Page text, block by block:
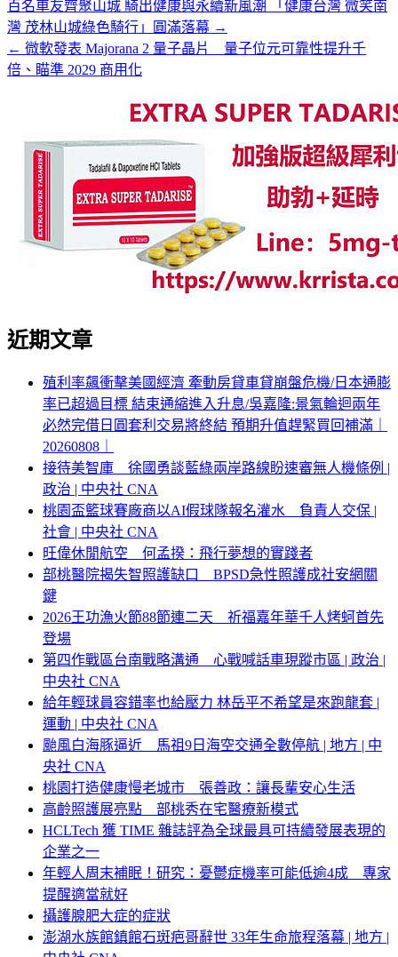
百名車友齊聚山城 騎出健康與永續新風潮 「健康台灣 微笑南
灣 茂林山城綠色騎行」圓滿落幕 →
← 微軟發表 Majorana 2 量子晶片 量子位元可靠性提升千
倍、瞄準 2029 商用化
近期文章
殖利率飆衝擊美國經濟 牽動房貸車貸崩盤危機/日本通膨
率已超過目標 結束通縮進入升息/吳嘉隆:景氣輪迴兩年
必然完借日圓套利交易將終結 預期升值趕緊買回補滿｜
20260808｜
接待美智庫 徐國勇談藍綠兩岸路線盼速審無人機條例 |
政治 | 中央社 CNA
桃園盃籃球賽廠商以AI假球隊報名灌水 負責人交保 |
社會 | 中央社 CNA
旺偉休閒航空 何孟揆：飛行夢想的實踐者
部桃醫院揭失智照護缺口 BPSD急性照護成社安網關
鍵
2026王功漁火節88節連二天 祈福嘉年華千人烤蚵首先
登場
第四作戰區台南戰略溝通 心戰喊話車現蹤市區 | 政治 |
中央社 CNA
給年輕球員容錯率也給壓力 林岳平不希望是來跑龍套 |
運動 | 中央社 CNA
颱風白海豚逼近 馬祖9日海空交通全數停航 | 地方 | 中
央社 CNA
桃園打造健康慢老城市 張善政：讓長輩安心生活
高齡照護展亮點 部桃秀在宅醫療新模式
HCLTech 獲 TIME 雜誌評為全球最具可持續發展表現的
企業之一
年輕人周末補眠！研究：憂鬱症機率可能低逾4成 專家
提醒適當就好
攝護腺肥大症的症狀
澎湖水族館鎮館石斑疤哥辭世 33年生命旅程落幕 | 地方 |